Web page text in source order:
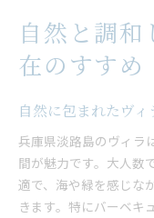
自然と調
在のすすめ
自然に包まれたヴ
兵庫県淡路島のヴィラ
間が魅力です。大人数
適で、海や緑を感じな
きます。特にバーベキ